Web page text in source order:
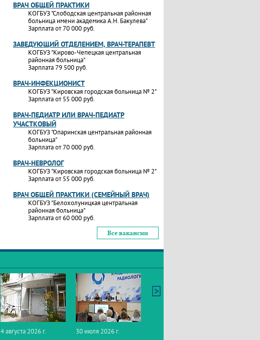
ВРАЧ ОБЩЕЙ ПРАКТИКИ
КОГБУЗ "Слободская центральная районная
больница имени академика А.Н. Бакулева"
Зарплата от 70 000 руб.
ЗАВЕДУЮЩИЙ ОТДЕЛЕНИЕМ, ВРАЧ-ТЕРАПЕВТ
КОГБУЗ "Кирово-Чепецкая центральная
районная больница"
Зарплата 79 500 руб.
ВРАЧ-ИНФЕКЦИОНИСТ
КОГБУЗ "Кировская городская больница № 2"
Зарплата от 55 000 руб.
ВРАЧ-ПЕДИАТР ИЛИ ВРАЧ-ПЕДИАТР
УЧАСТКОВЫЙ
КОГБУЗ "Опаринская центральная районная
больница"
Зарплата от 70 000 руб.
ВРАЧ-НЕВРОЛОГ
КОГБУЗ "Кировская городская больница № 2"
Зарплата от 55 000 руб.
ВРАЧ ОБЩЕЙ ПРАКТИКИ (СЕМЕЙНЫЙ ВРАЧ)
КОГБУЗ "Белохолуницкая центральная
районная больница"
Зарплата от 60 000 руб.
Все вакансии
4 августа 2026 г.
30 июля 2026 г.